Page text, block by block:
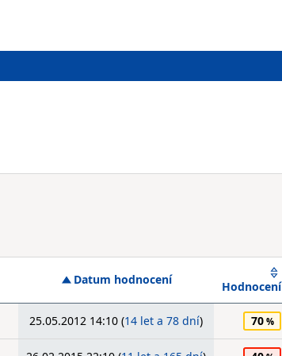
Datum hodnocení Hodnocení
25.05.2012 14:10 (14 let a 78 dní) 70